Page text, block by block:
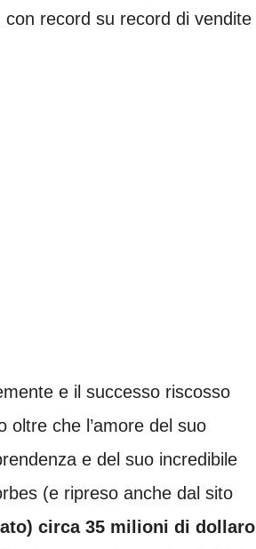
record su record di vendite
e il successo riscosso
oltre che l’amore del suo
e del suo incredibile
(e ripreso anche dal sito
circa 35 milioni di dollaro